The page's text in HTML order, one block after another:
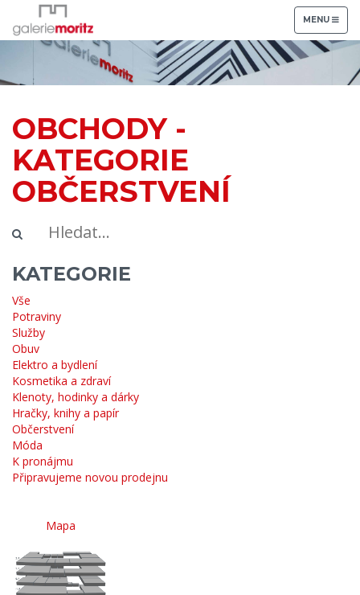
TOGGLE
NAVIGATION
MENU
OBCHODY -
KATEGORIE
OBČERSTVENÍ
KATEGORIE
Vše
Potraviny
Služby
Obuv
Elektro a bydlení
Kosmetika a zdraví
Klenoty, hodinky a dárky
Hračky, knihy a papír
Občerstvení
Móda
K pronájmu
Připravujeme novou prodejnu
Mapa